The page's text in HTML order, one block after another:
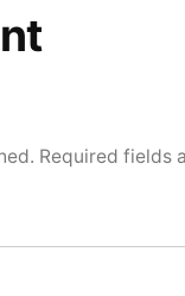
Required fields